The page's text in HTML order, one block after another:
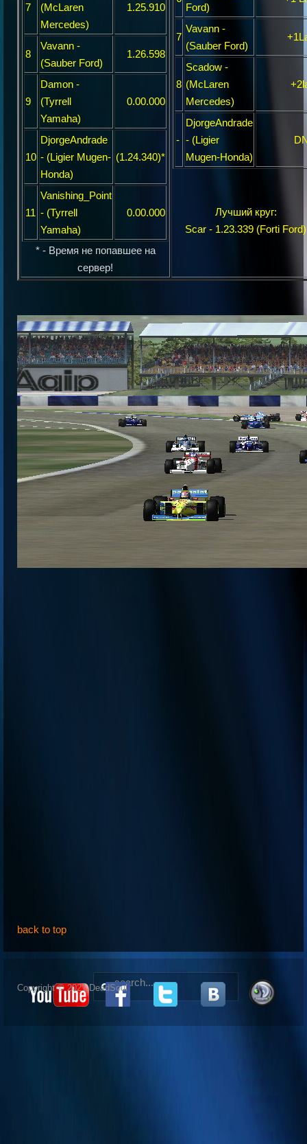
7
(McLaren
Mercedes)
1.25.910
8
Vavann -
(Sauber Ford)
1.26.598
9
Damon -
(Tyrrell
Yamaha)
0.00.000
10
DjorgeAndrade
- (Ligier Mugen-
Honda)
(1.24.340)*
11
Vanishing_Point
- (Tyrrell
Yamaha)
0.00.000
* - Время не попавшее на
сервер!
Ford)
7
Vavann -
(Sauber Ford)
8
Scadow -
(McLaren
Mercedes)
-
DjorgeAndrade
- (Ligier
Mugen-Honda)
Лучший круг:
Scar - 1.23.339 (Forti Ford)
back to top
Copyright © 2021 DeadSoul